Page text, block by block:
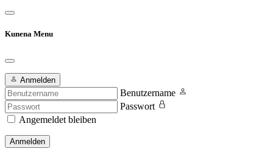
Kunena Menu
Anmelden
Benutzername
Passwort
Angemeldet bleiben
Anmelden